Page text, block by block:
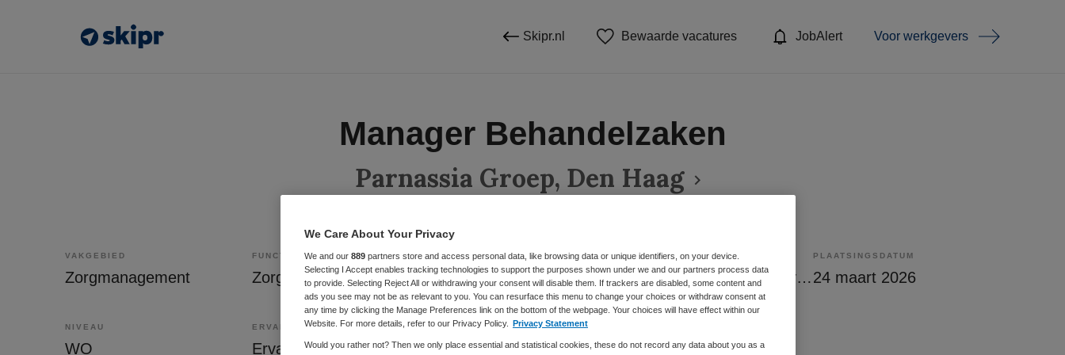
Skipr.nl Bewaarde vacatures JobAlert Voor werkgevers
Manager Behandelzaken
Parnassia Groep, Den Haag
VAKGEBIED
Zorgmanagement
FUNCTIE
Zorgmanager
BRANCHE
Zelfstandige kliniek
AANSTELLING
Tijdelijk met uitzicht op vast
PLAATSINGSDATUM
24 maart 2026
NIVEAU
WO
ERVARING
Ervaren
DIENSTVERBAND
Niet nader bepaald
We Care About Your Privacy
We and our 889 partners store and access personal data, like browsing data or unique identifiers, on your device.
Selecting I Accept enables tracking technologies to support the purposes shown under we and our partners process data
to provide. Selecting Reject All or withdrawing your consent will disable them. If trackers are disabled, some content and
ads you see may not be as relevant to you. You can resurface this menu to change your choices or withdraw consent at
any time by clicking the Manage Preferences link on the bottom of the webpage. Your choices will have effect within our
Website. For more details, refer to our Privacy Policy.
Privacy Statement
Would you rather not? Then we only place essential and statistical cookies, these do not record any data about you as a